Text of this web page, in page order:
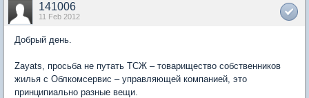
141006
11 Feb 2012
Добрый день.
Zayats, просьба не путать ТСЖ – товарищество собственников
жилья с Облкомсервис – управляющей компанией, это
принципиально разные вещи.